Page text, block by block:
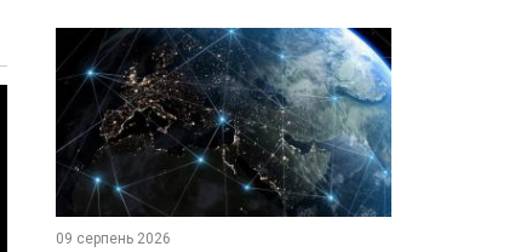
09 серпень 2026